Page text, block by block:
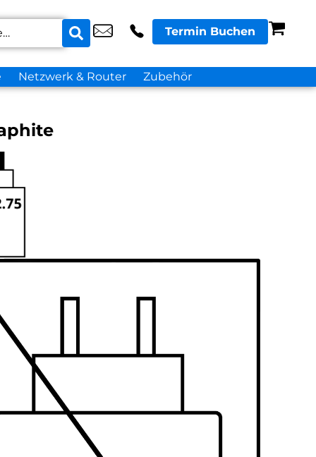
Termin Buchen
Netzwerk & Router Zubehör